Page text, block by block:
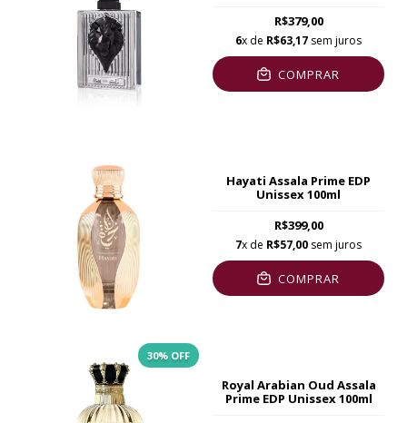
R$379,00
6x de R$63,17 sem juros
COMPRAR
Hayati Assala Prime EDP
Unissex 100ml
R$399,00
7x de R$57,00 sem juros
COMPRAR
30% OFF
Royal Arabian Oud Assala
Prime EDP Unissex 100ml